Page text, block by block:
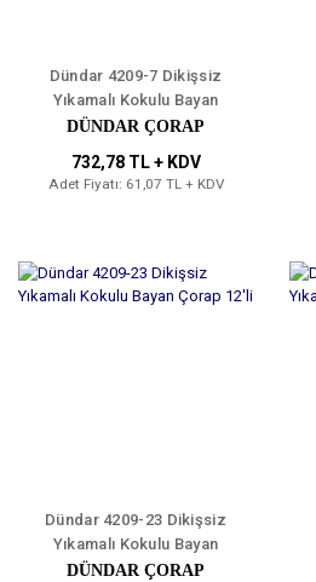
Dündar 4209-7 Dikişsiz
Yıkamalı Kokulu Bayan
Çorap 12'li
DÜNDAR ÇORAP
732,78 TL + KDV
Adet Fiyatı: 61,07 TL + KDV
Dündar 4209-23 Dikişsiz
Yıkamalı Kokulu Bayan
Çorap 12'li
DÜNDAR ÇORAP